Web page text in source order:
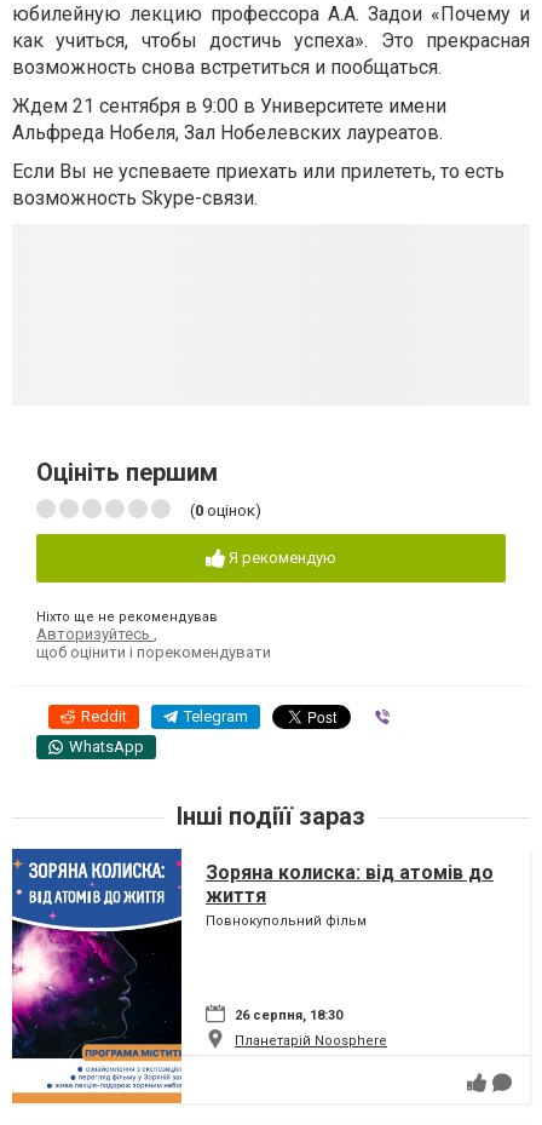
юбилейную лекцию профессора А.А. Задои «Почему и
как учиться, чтобы достичь успеха». Это прекрасная
возможность снова встретиться и пообщаться.
Ждем 21 сентября в 9:00 в Университете имени
Альфреда Нобеля, Зал Нобелевских лауреатов.
Если Вы не успеваете приехать или прилететь, то есть
возможность Skype-связи.
Оцініть першим
(0 оцінок)
Я рекомендую
Ніхто ще не рекомендував
Авторизуйтесь ,
щоб оцінити і порекомендувати
Reddit Telegram
WhatsApp
Інші подіїї зараз
Зоряна колиска: від атомів до
життя
Повнокупольний фільм
26 серпня, 18:30
Планетарій Noosphere